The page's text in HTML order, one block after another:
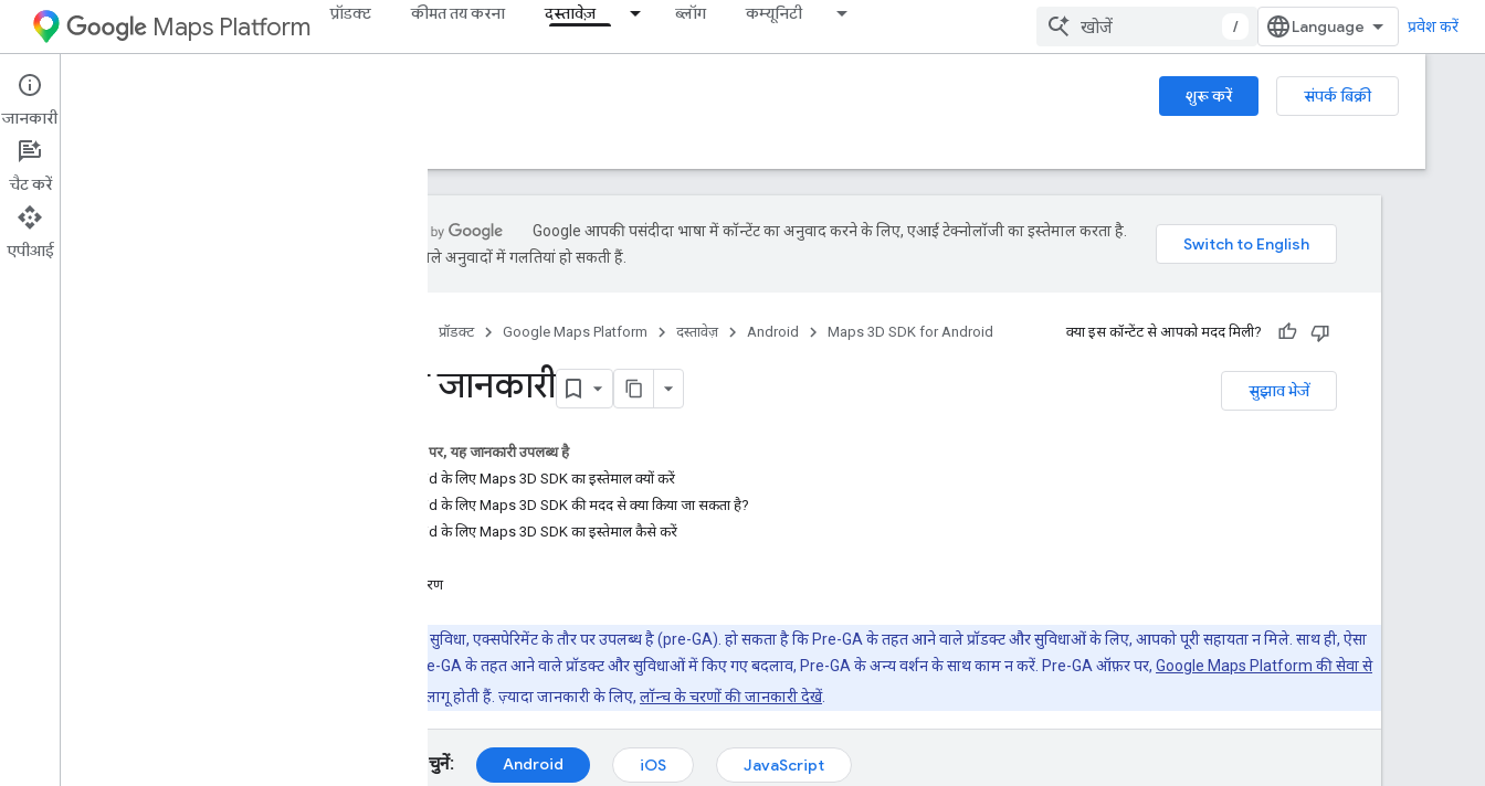
Maps Platform प्रॉडक्ट कीमत तय करना दस्तावेज़ ब्लॉग कम्यूनिटी
/ प्रवेश करें
Android शुरू करें
संपर्क बिक्री
गाइड
Google आपकी पसंदीदा भाषा में कॉन्टेंट का अनुवाद करने के लिए, एआई टेक्नोलॉजी का इस्तेमाल करता है.
एआई से मिले अनुवादों में गलतियां हो सकती हैं.
प्रॉडक्ट Google Maps Platform दस्तावेज़ Android Maps 3D SDK for Android क्या इस कॉन्टेंट से आपको मदद मिली?
सुझाव भेजें
खास जानकारी
इस पेज पर, यह जानकारी उपलब्ध है
Android के लिए Maps 3D SDK का इस्तेमाल क्यों करें
Android के लिए Maps 3D SDK की मदद से क्या किया जा सकता है?
Android के लिए Maps 3D SDK का इस्तेमाल कैसे करें
अगले चरण
यह प्रॉडक्ट या सुविधा, एक्सपेरिमेंट के तौर पर उपलब्ध है (pre-GA). हो सकता है कि Pre-GA के तहत आने वाले प्रॉडक्ट और सुविधाओं के लिए, आपको पूरी सहायता न मिले. साथ ही, ऐसा
हो सकता है कि Pre-GA के तहत आने वाले प्रॉडक्ट और सुविधाओं में किए गए बदलाव, Pre-GA के अन्य वर्शन के साथ काम न करें. Pre-GA ऑफ़र पर, Google Maps Platform की सेवा से
लागू होती हैं. ज़्यादा जानकारी के लिए, लॉन्च के चरणों की जानकारी देखें.
प्लैटफ़ॉर्म चुनें: Android iOS JavaScript
जानकारी
चैट करें
एपीआई